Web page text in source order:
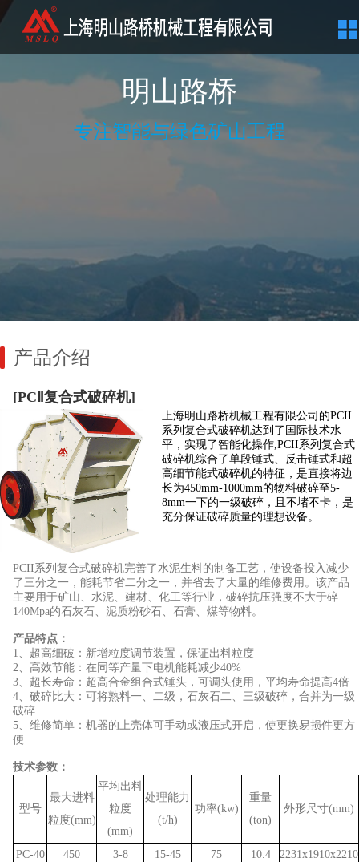
明山路桥
专注智能与绿色矿山工程
产品介绍
[PCⅡ复合式破碎机]
上海明山路桥机械工程有限公司的PCII
系列复合式破碎机达到了国际技术水
平，实现了智能化操作,PCII系列复合式
破碎机综合了单段锤式、反击锤式和超
高细节能式破碎机的特征，是直接将边
长为450mm-1000mm的物料破碎至5-
8mm一下的一级破碎，且不堵不卡，是
充分保证破碎质量的理想设备​。
PCII系列复合式破碎机完善了水泥生料的制备工艺，使设备投入减少
了三分之一，能耗节省二分之一，并省去了大量的维修费用。该产品
主要用于矿山、水泥、建材、化工等行业，破碎抗压强度不大于碎
140Mpa的石灰石、泥质粉砂石、石膏、煤等物料。
产品特点：
1、超高细破：新增粒度调节装置，保证出料粒度
2、高效节能：在同等产量下电机能耗减少40%
3、超长寿命：超高合金组合式锤头，可调头使用，平均寿命提高4倍
4、破碎比大：可将熟料一、二级，石灰石二、三级破碎，合并为一级
破碎
5、维修简单：机器的上壳体可手动或液压式开启，使更换易损件更方
便
技术参数：
型号
最大进料
粒度(mm)
平均出料
粒度
(mm)
处理能力
(t/h)
功率(kw)
重量
(ton)
外形尺寸(mm)
PC-40 450 3-8 15-45 75 10.4
2231x1910x2210